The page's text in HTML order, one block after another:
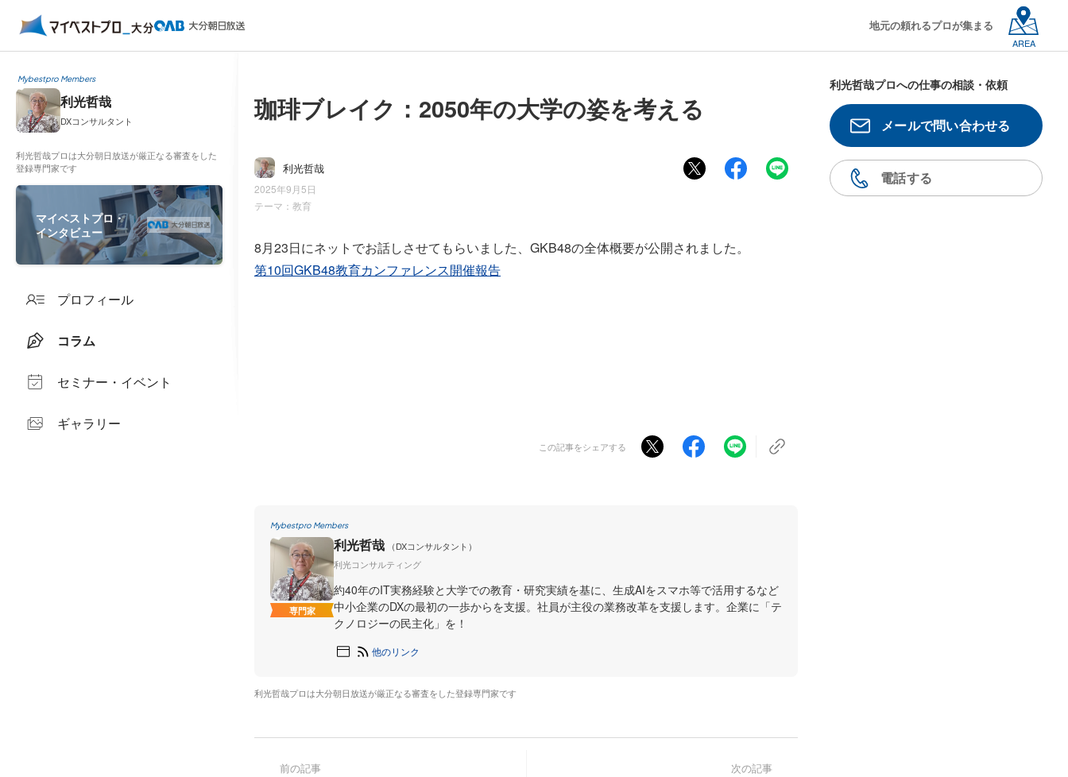
地元の頼れるプロが集まる
AREA
Mybestpro Members
利光哲哉
DXコンサルタント
利光哲哉プロは大分朝日放送が厳正なる審査をした
登録専門家です
マイベストプロ・
インタビュー
プロフィール
コラム
セミナー・イベント
ギャラリー
珈琲ブレイク：2050年の大学の姿を考える
利光哲哉
2025年9月5日
テーマ： 教育
8月23日にネットでお話しさせてもらいました、GKB48の全体概要が公開されました。
第10回GKB48教育カンファレンス開催報告
この記事をシェアする
Mybestpro Members
専門家
利光哲哉
（DXコンサルタント）
利光コンサルティング
約40年のIT実務経験と大学での教育・研究実績を基に、生成AIをスマホ等で活用するなど
中小企業のDXの最初の一歩からを支援。社員が主役の業務改革を支援します。企業に「テ
クノロジーの民主化」を！
他のリンク
利光哲哉プロは大分朝日放送が厳正なる審査をした登録専門家です
前の記事 次の記事
利光哲哉プロへの仕事の相談・依頼
メールで問い合わせる
電話する